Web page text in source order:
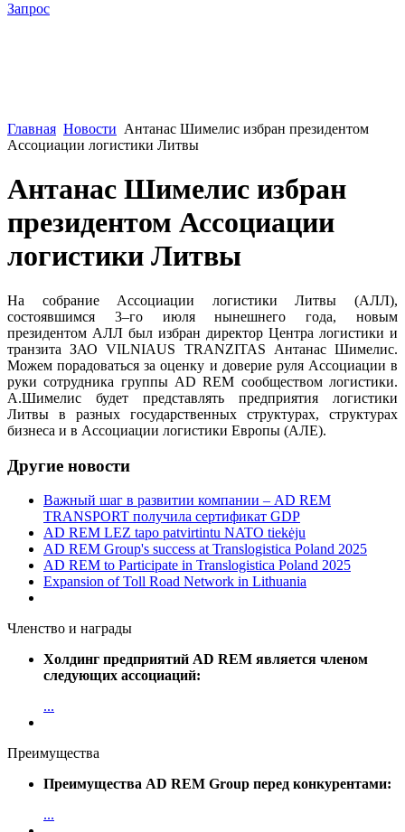
Запрос
Главная Новости Антанас Шимелис избран президентом
Ассоциации логистики Литвы
Антанас Шимелис избран
президентом Ассоциации
логистики Литвы
На cобрание Ассоциации логистики Литвы (АЛЛ),
состоявшимся 3–го июля нынешнего года, новым
президентом АЛЛ был избран директор Центра логистики и
транзита ЗАО VILNIAUS TRANZITAS Антанас Шимелис.
Можем порадоваться за оценку и доверие руля Ассоциации в
руки сотрудника группы AD REM сообществом логистики.
А.Шимелис будет представлять предприятия логистики
Литвы в разных государственных структурах, структурах
бизнеса и в Ассоциации логистики Европы (АЛЕ).
Другие новости
Важный шаг в развитии компании – AD REM
TRANSPORT получила сертификат GDP
AD REM LEZ tapo patvirtintu NATO tiekėju
AD REM Group's success at Translogistica Poland 2025
AD REM to Participate in Translogistica Poland 2025
Expansion of Toll Road Network in Lithuania
Членство и награды
Холдинг предприятий AD REM является членом
следующих ассоциаций:
...
Преимущества
Преимущества AD REM Group перед конкурентами:
...